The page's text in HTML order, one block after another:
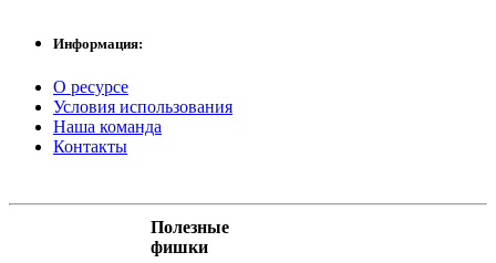
Информация:
О ресурсе
Условия использования
Наша команда
Контакты
Полезные
фишки